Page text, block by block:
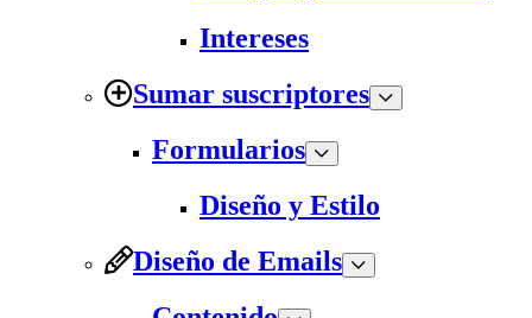
Intereses
Sumar suscriptores
Formularios
Diseño y Estilo
Diseño de Emails